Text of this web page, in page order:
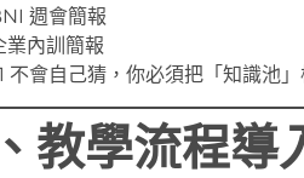
週會簡報
業內訓簡報
不會自己猜，你必須把「知識池」
教學流程導